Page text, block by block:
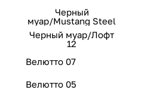
Черный
муар/Mustang Steel
Черный муар/Лофт
12
Велютто 07
Велютто 05